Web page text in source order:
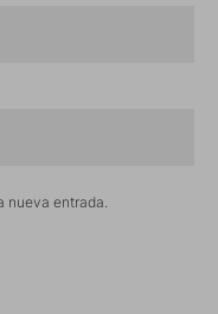
nueva entrada.